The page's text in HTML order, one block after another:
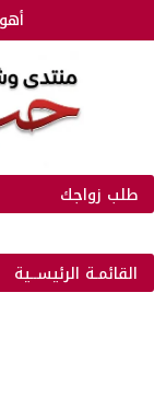
طلب زواجك
القائمـة الرئيســية